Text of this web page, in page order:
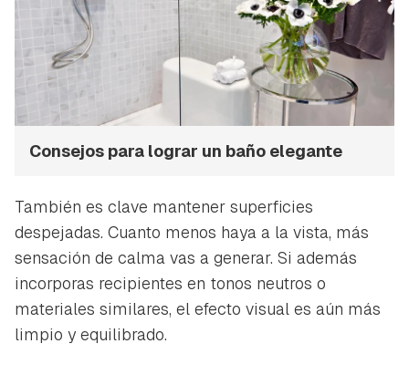
iniciar sesión con tu cuenta de Hogarmanía.
INICIAR SESIÓN CANCELAR
Consejos para lograr un baño elegante
También es clave mantener superficies
despejadas. Cuanto menos haya a la vista, más
sensación de calma vas a generar. Si además
incorporas recipientes en tonos neutros o
materiales similares, el efecto visual es aún más
limpio y equilibrado.
ACEPTAR